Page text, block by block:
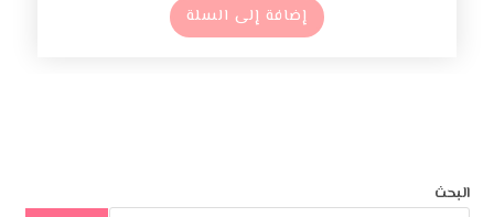
إضافة إلى السلة
البحث